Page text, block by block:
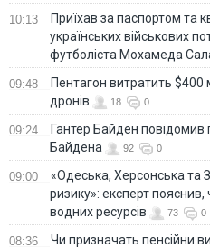
10:13
Приїхав за паспортом та
українських військових
футболіста Мохамеда
09:48
Пентагон витратить $400
дронів
18 0
09:24
Гантер Байден
Байдена
92 0
09:00
«Одеська, Херсонська та
ризику»: експерт
водних ресурсів
73 0
08:36
Чи призначать пенсійни